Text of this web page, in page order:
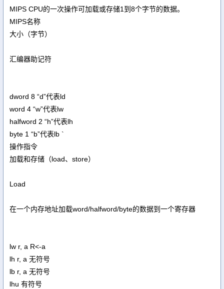
MIPS CPU的一次操作可加载或存储1到8个字节的数据。
MIPS名称
大小（字节）
汇编器助记符
dword 8 “d”代表ld
word 4 “w”代表lw
halfword 2 “h”代表lh
byte 1 “b”代表lb `
操作指令
加载和存储（load、store）
Load
在一个内存地址加载word/halfword/byte的数据到一个寄存器
lw r, a R<-a
lh r, a 无符号
lb r, a 无符号
lhu 有符号